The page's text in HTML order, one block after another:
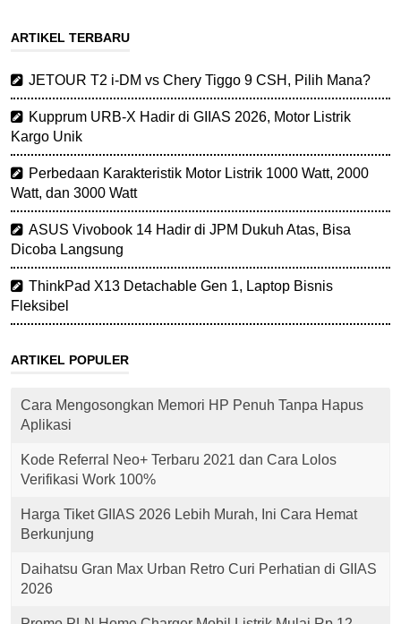
ARTIKEL TERBARU
JETOUR T2 i-DM vs Chery Tiggo 9 CSH, Pilih Mana?
Kupprum URB-X Hadir di GIIAS 2026, Motor Listrik
Kargo Unik
Perbedaan Karakteristik Motor Listrik 1000 Watt, 2000
Watt, dan 3000 Watt
ASUS Vivobook 14 Hadir di JPM Dukuh Atas, Bisa
Dicoba Langsung
ThinkPad X13 Detachable Gen 1, Laptop Bisnis
Fleksibel
ARTIKEL POPULER
Cara Mengosongkan Memori HP Penuh Tanpa Hapus
Aplikasi
Kode Referral Neo+ Terbaru 2021 dan Cara Lolos
Verifikasi Work 100%
Harga Tiket GIIAS 2026 Lebih Murah, Ini Cara Hemat
Berkunjung
Daihatsu Gran Max Urban Retro Curi Perhatian di GIIAS
2026